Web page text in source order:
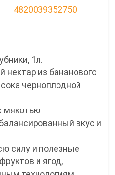
4820039352750
1л.
нектар из бананового
черноплодной
мякотью
вкус и
силу и полезные
и ягод,